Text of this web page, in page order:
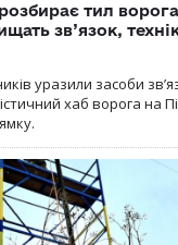
тил
зв’язок,
уразили засоби
хаб ворога на